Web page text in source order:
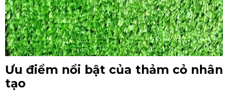
Ưu điểm nổi bật của thảm cỏ nhân
tạo